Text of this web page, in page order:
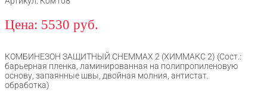
Цена: 5530 руб.
КОМБИНЕЗОН ЗАЩИТНЫЙ CHEMMAX 2 (ХИММАКС 2) (Сост.:
барьерная пленка, ламинированная на полипропиленовую
основу, запаянные швы, двойная молния, антистат.
обработка)